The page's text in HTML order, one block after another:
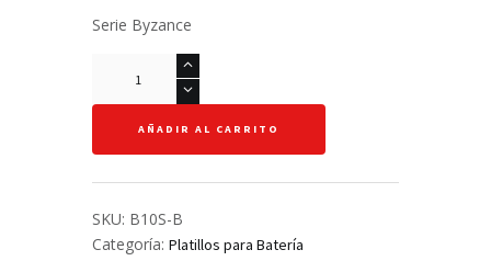
Serie Byzance
Brillant
cantidad
AÑADIR AL CARRITO
SKU: B10S-B
Categoría: Platillos para Batería